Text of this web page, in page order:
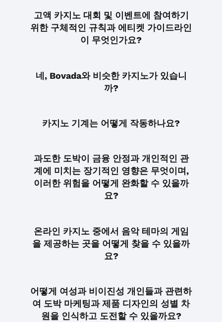
고액 카지노 대회 및 이벤트에 참여하기
위한 구체적인 규칙과 에티켓 가이드라인
이 무엇인가요?
네, Bovada와 비슷한 카지노가 있습니
까?
카지노 기계는 어떻게 작동하나요?
과도한 도박이 금융 안정과 개인적인 관
계에 미치는 장기적인 영향은 무엇이며,
이러한 위험을 어떻게 완화할 수 있을까
요?
온라인 카지노 중에서 음악 테마의 게임
을 제공하는 곳을 어떻게 찾을 수 있을까
요?
어떻게 여성과 비이진성 개인들과 관련하
여 도박 마케팅과 제품 디자인의 성별 차
원을 인식하고 도전할 수 있을까요?